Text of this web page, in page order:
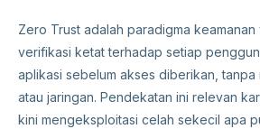
Zero Trust adalah paradigma
verifikasi ketat terhadap setiap
aplikasi sebelum akses diberikan, tanpa
atau jaringan. Pendekatan ini relevan
kini mengeksploitasi celah sekecil apa